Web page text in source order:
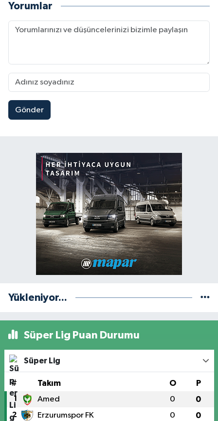
Yorumlar
Gönder
Yükleniyor...
Süper Lig Puan Durumu
Süper Lig
# Takım O P
1 Amed 0 0
2 Erzurumspor FK 0 0